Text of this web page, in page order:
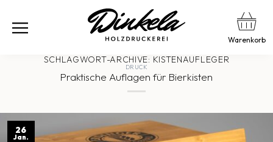
Warenkorb
SCHLAGWORT-ARCHIVE: KISTENAUFLEGER
DRUCK
Praktische Auflagen für Bierkisten
26
Jan.